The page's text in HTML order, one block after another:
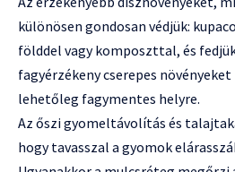
különösen gondosan védjük:
földdel vagy komposzttal, és
fagyérzékeny cserepes
lehetőleg fagymentes helyre.
Az őszi gyomeltávolítás és
hogy tavasszal a gyomok